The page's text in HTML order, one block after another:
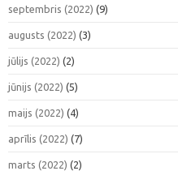
septembris (2022) (9)
augusts (2022) (3)
jūlijs (2022) (2)
jūnijs (2022) (5)
maijs (2022) (4)
aprīlis (2022) (7)
marts (2022) (2)